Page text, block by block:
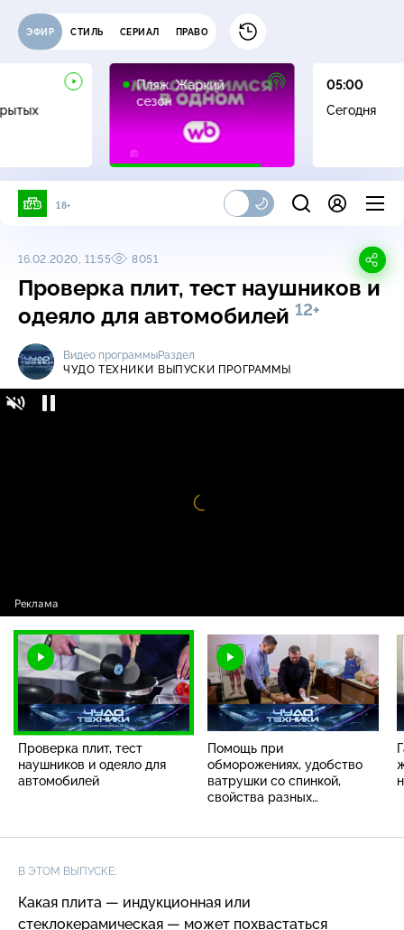
ЭФИР СТИЛЬ СЕРИАЛ ПРАВО
Пляж. Жаркий
сезон
16+
05:00
Сегодня
18+
16.02.2020, 11:55 8051
Проверка плит, тест наушников и
одеяло для автомобилей 12+
Видео программы
ЧУДО ТЕХНИКИ
Раздел
ВЫПУСКИ ПРОГРАММЫ
Видео
проигрыватель
Проверка плит, тест
наушников и одеяло для
автомобилей
Помощь при
обморожениях, удобство
ватрушки со спинкой,
свойства разных
В ЭТОМ ВЫПУСКЕ:
Какая плита — индукционная или
стеклокерамическая — может похвастаться